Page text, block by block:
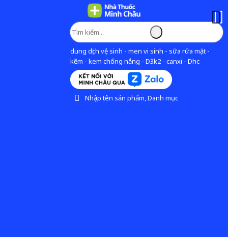
dung dịch vệ sinh - men vi sinh - sữa rửa mặt -
kẽm - kem chống nắng - D3k2 - canxi - Dhc
Nhập tên sản phẩm, Danh mục